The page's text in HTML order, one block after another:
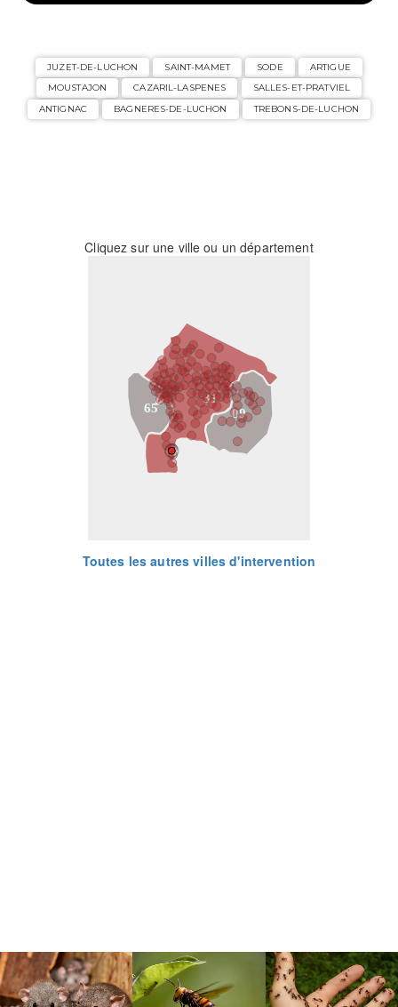
JUZET-DE-LUCHON SAINT-MAMET SODE
ARTIGUE
MOUSTAJON
CAZARIL-LASPENES
SALLES-ET-PRATVIEL
ANTIGNAC
BAGNERES-DE-LUCHON TREBONS-DE-LUCHON
Cliquez sur une ville ou un département
31
09
65
Toutes les autres villes d'intervention